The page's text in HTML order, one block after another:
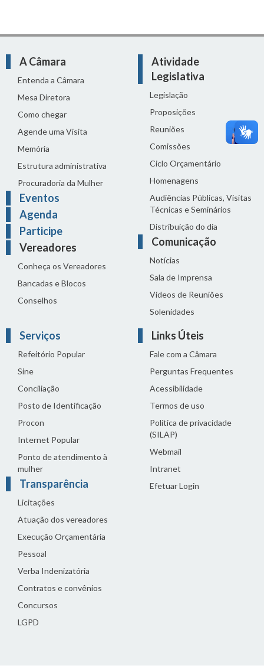
A Câmara
Entenda a Câmara
Mesa Diretora
Como chegar
Agende uma Visita
Memória
Estrutura administrativa
Procuradoria da Mulher
Eventos
Agenda
Participe
Vereadores
Conheça os Vereadores
Bancadas e Blocos
Conselhos
Atividade
Legislativa
Legislação
Proposições
Reuniões
Comissões
Ciclo Orçamentário
Homenagens
Audiências Públicas, Visitas
Técnicas e Seminários
Distribuição do dia
Comunicação
Notícias
Sala de Imprensa
Vídeos de Reuniões
Solenidades
Serviços
Refeitório Popular
Sine
Conciliação
Posto de Identificação
Procon
Internet Popular
Ponto de atendimento à
mulher
Transparência
Licitações
Atuação dos vereadores
Execução Orçamentária
Pessoal
Verba Indenizatória
Contratos e convênios
Concursos
LGPD
Links Úteis
Fale com a Câmara
Perguntas Frequentes
Acessibilidade
Termos de uso
Política de privacidade
(SILAP)
Webmail
Intranet
Efetuar Login